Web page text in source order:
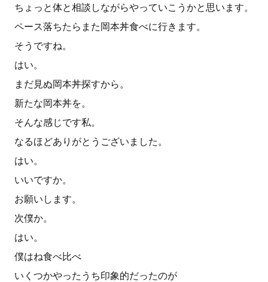
ちょっと体と相談しながらやっていこうかと思います。
ペース落ちたらまた岡本丼食べに行きます。
そうですね。
はい。
まだ見ぬ岡本丼探すから。
新たな岡本丼を。
そんな感じです私。
なるほどありがとうございました。
はい。
いいですか。
お願いします。
次僕か。
はい。
僕はね食べ比べ
いくつかやったうち印象的だったのが